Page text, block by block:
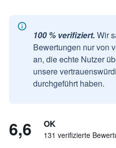
100 % verifiziert. Wir
Bewertungen nur von
an, die echte Nutzer
unsere
durchgeführt haben.
6,6 OK
131 verifizierte